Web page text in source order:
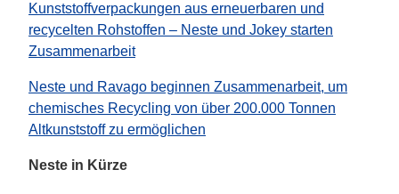
Kunststoffverpackungen aus erneuerbaren und
recycelten Rohstoffen – Neste und Jokey starten
Zusammenarbeit
Neste und Ravago beginnen Zusammenarbeit, um
chemisches Recycling von über 200.000 Tonnen
Altkunststoff zu ermöglichen
Neste in Kürze